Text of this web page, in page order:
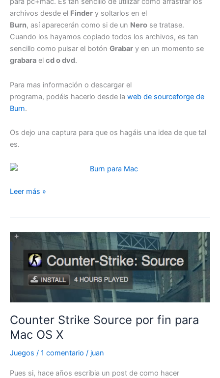
archivos desde el Finder y soltarlos en el
Burn, así aparecerán como si de un Nero se tratase.
Cuando los hayamos copiado todos los archivos, es tan
sencillo como pulsar el botón Grabar y en un momento se
grabara el cd o dvd.
Para mas información o descargar el
programa, podéis hacerlo desde la web de sourceforge de
Burn.
Os dejo una captura para que os hagáis una idea de que tal
es.
Graba
con
Burn
Leer más »
Counter Strike Source por fin para
Mac OS X
Juegos / 1 comentario / juan
Pues si, hace años escribia un post de como hacer